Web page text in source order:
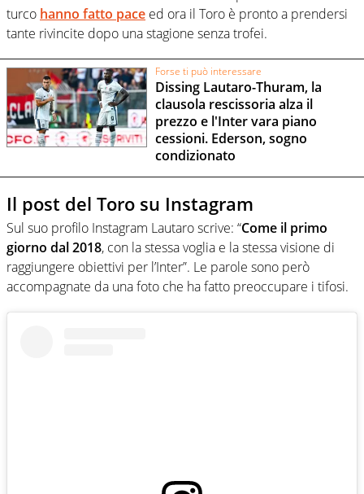
turco hanno fatto pace ed ora il Toro è pronto a prendersi
tante rivincite dopo una stagione senza trofei.
Forse ti può interessare
Dissing Lautaro-Thuram, la
clausola rescissoria alza il
prezzo e l'Inter vara piano
cessioni. Ederson, sogno
condizionato
Il post del Toro su Instagram
Sul suo profilo Instagram Lautaro scrive: “Come il primo
giorno dal 2018, con la stessa voglia e la stessa visione di
raggiungere obiettivi per l’Inter”. Le parole sono però
accompagnate da una foto che ha fatto preoccupare i tifosi.